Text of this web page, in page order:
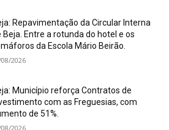
Repavimentação da Circular Interna
Beja. Entre a rotunda do hotel e os
da Escola Mário Beirão.
2026
Município reforça Contratos de
com as Freguesias, com
de 51%.
2026